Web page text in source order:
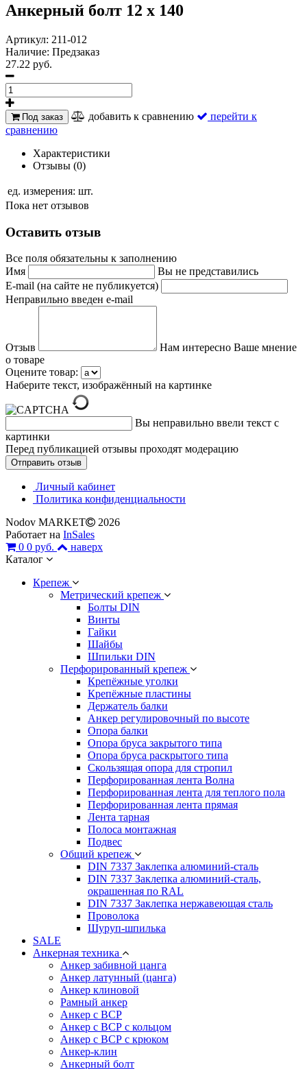
Анкерный болт 12 х 140
Артикул: 211-012
Наличие: Предзаказ
27.22 руб.
Под заказ добавить к сравнению
перейти к
сравнению
Характеристики
Отзывы (0)
ед. измерения: шт.
Пока нет отзывов
Оставить отзыв
Все поля обязательны к заполнению
Имя
Вы не представились
E-mail (на сайте не публикуется)
Неправильно введен e-mail
Отзыв
Нам интересно Ваше мнение
о товаре
Оцените товар:
Наберите текст, изображённый на картинке
Вы неправильно ввели текст с
картинки
Перед публикацией отзывы проходят модерацию
Личный кабинет
Политика конфиденциальности
Nodov MARKET
2026
Работает на InSales
0 0 руб.
наверх
Каталог
Крепеж
Метрический крепеж
Болты DIN
Винты
Гайки
Шайбы
Шпильки DIN
Перфорированный крепеж
Крепёжные уголки
Крепёжные пластины
Держатель балки
Анкер регулировочный по высоте
Опора балки
Опора бруса закрытого типа
Опора бруса раскрытого типа
Скользящая опора для стропил
Перфорированная лента Волна
Перфорированная лента для теплого пола
Перфорированная лента прямая
Лента тарная
Полоса монтажная
Подвес
Общий крепеж
DIN 7337 Заклепка алюминий-сталь
DIN 7337 Заклепка алюминий-сталь,
окрашенная по RAL
DIN 7337 Заклепка нержавеющая сталь
Проволока
Шуруп-шпилька
SALE
Анкерная техника
Анкер забивной цанга
Анкер латунный (цанга)
Анкер клиновой
Рамный анкер
Анкер с ВСР
Анкер с ВСР с кольцом
Анкер с ВСР с крюком
Анкер-клин
Анкерный болт